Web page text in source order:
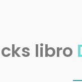
libro